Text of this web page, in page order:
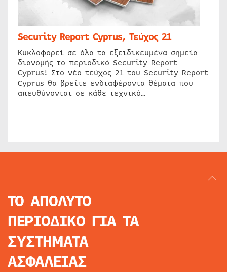
Security Report Cyprus, Τεύχος 21
Κυκλοφορεί σε όλα τα εξειδικευμένα σημεία
διανομής το περιοδικό Security Report
Cyprus! Στο νέο τεύχος 21 του Security Report
Cyprus θα βρείτε ενδιαφέροντα θέματα που
απευθύνονται σε κάθε τεχνικό…
ΤΟ ΑΠΟΛΥΤΟ
ΠΕΡΙΟΔΙΚΟ ΓΙΑ ΤΑ
ΣΥΣΤΗΜΑΤΑ
ΑΣΦΑΛΕΙΑΣ